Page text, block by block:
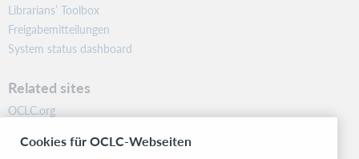
Librarians’ Toolbox
Freigabemitteilungen
System status dashboard
Related sites
OCLC.org
Community
Cookies für OCLC-Webseiten